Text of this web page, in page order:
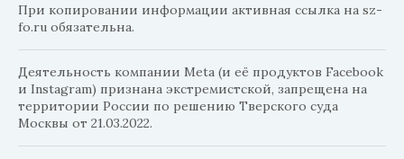
При копировании информации активная ссылка на sz-
fo.ru обязательна.
Деятельность компании Meta (и её продуктов Facebook
и Instagram) признана экстремистской, запрещена на
территории России по решению Тверского суда
Москвы от 21.03.2022.